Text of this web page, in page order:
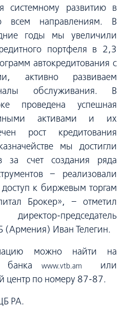
системному развитию в
всем направлениям. В
годы мы увеличили
портфеля в 2,3
автокредитования с
активно развиваем
обслуживания. В
проведена успешная
активами и их
рост кредитования
мы достигли
за счет создания ряда
− реализовали
к биржевым торгам
Брокер», − отметил
председатель
(Армения) Иван Телегин.
можно найти на
банка
www.vtb.am
или
центр по номеру 87-87.
РА.